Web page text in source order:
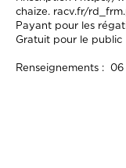
chaize. racv.fr/
Payant pour les
Gratuit pour le public
Renseignements :